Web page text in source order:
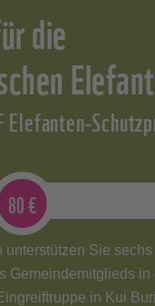
die
Elefanten-
80€
unterstützen Sie
Gemeindemitglieds in
in Kui